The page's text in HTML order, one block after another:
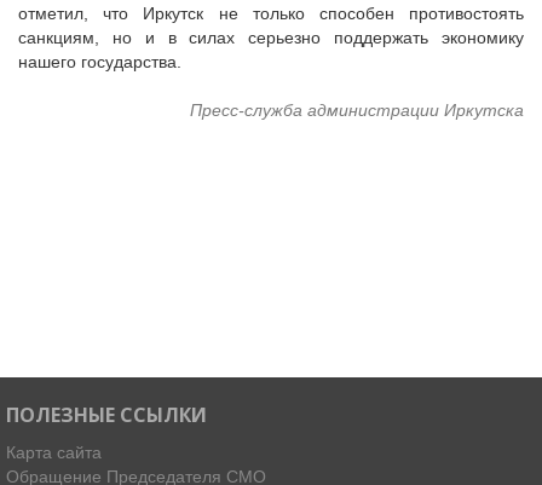
отметил, что Иркутск не только способен противостоять
санкциям, но и в силах серьезно поддержать экономику
нашего государства.
Пресс-служба администрации Иркутска
ПОЛЕЗНЫЕ ССЫЛКИ
Карта сайта
Обращение Председателя СМО